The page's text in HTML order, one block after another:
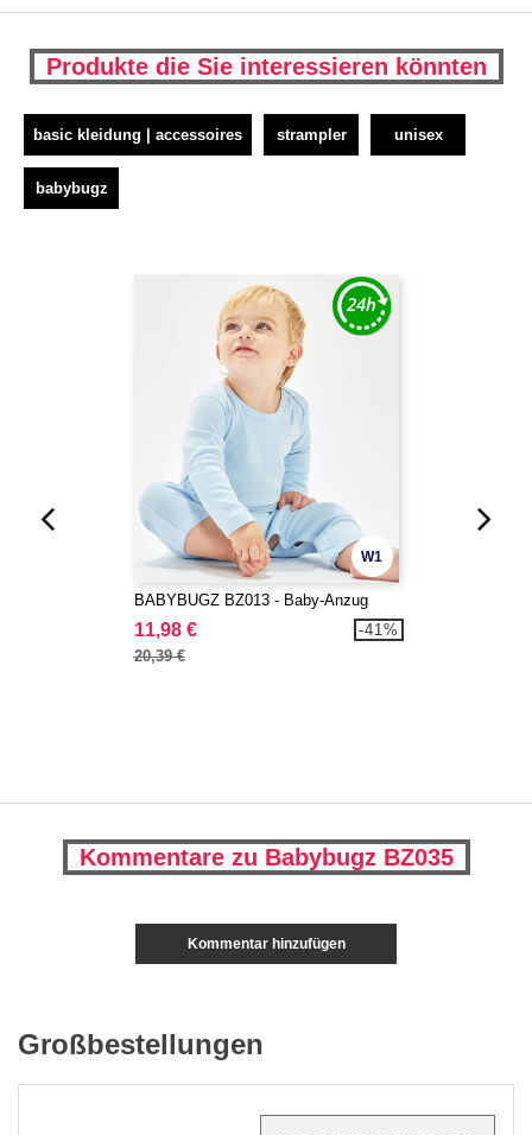
Produkte die Sie interessieren könnten
basic kleidung | accessoires strampler unisex
babybugz
W1
BABYBUGZ BZ013 - Baby-Anzug
11,98 €
20,39 €
-41%
Kommentare zu Babybugz BZ035
Kommentar hinzufügen
Großbestellungen